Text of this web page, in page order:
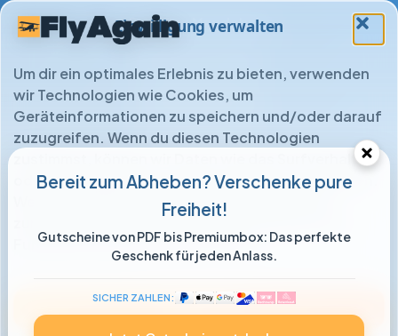
Einwilligung verwalten
Um dir ein optimales Erlebnis zu bieten, verwenden
wir Technologien wie Cookies, um
Geräteinformationen zu speichern und/oder darauf
zuzugreifen. Wenn du diesen Technologien
zustimmst, können wir Daten wie das Surfverhalten
oder eindeutige IDs auf dieser Website verarbeiten.
Wenn du deine Einwilligung nicht erteilst oder
Funktionen beeinträchtigt werden.
Akzeptieren
Rundflug Magdeburg
Rundflug München
Rundflug Münster
Rundflug Nürnberg
Rundflug Stuttgart
Rundflug Ulm
Rundflug Wuppertal
Bereit zum Abheben? Verschenke pure
Freiheit!
Gutscheine von PDF bis Premiumbox: Das perfekte
Geschenk für jeden Anlass.
SICHER ZAHLEN: